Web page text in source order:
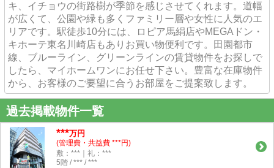
キ、イチョウの街路樹が季節を感じさせてくれます。道幅
が広くて、公園や緑も多くファミリー層や女性に人気のエ
リアです。駅徒歩10分には、ロピア馬絹店やMEGAドン・
キホーテ東名川崎店もありお買い物便利です。田園都市
線、ブルーライン、グリーンラインの賃貸物件をお探しで
したら、マイホームワンにお任せ下さい。豊富な在庫物件
から、お客様のご要望に合うお部屋をご提案致します。
過去掲載物件一覧
***万円
(管理費・共益費 ***円)
敷：***｜礼：***
5階 / *** / ***